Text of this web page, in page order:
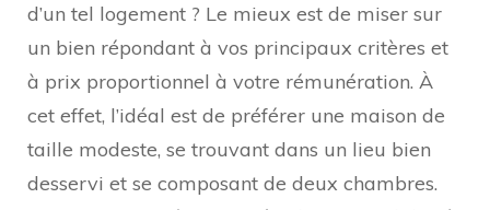
d’un tel logement ? Le mieux est de miser sur
un bien répondant à vos principaux critères et
à prix proportionnel à votre rémunération. À
cet effet, l’idéal est de préférer une maison de
taille modeste, se trouvant dans un lieu bien
desservi et se composant de deux chambres.